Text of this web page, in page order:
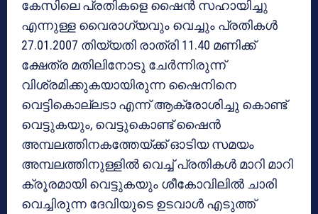
കേസിലെ പ്രതികളെ ഷൈൻ സഹായിച്ചു
എന്നുള്ള വൈരാഗ്യവും വെച്ചും പ്രതികൾ
27.01.2007 തിയ്യതി രാത്രി 11.40 മണിക്ക്
ക്ഷേത്ര മതിലിനോടു ചേർന്നിരുന്ന്
വിശ്രമിക്കുകയായിരുന്ന ഷൈനിനെ
വെട്ടികൊല്ലടാ എന്ന് ആക്രോശിച്ചു കൊണ്ട്
വെട്ടുകയും, വെട്ടുകൊണ്ട് ഷൈൻ
അമ്പലത്തിനകത്തേയ്ക്ക് ഓടിയ സമയം
അമ്പലത്തിനുള്ളിൽ വെച്ച് പ്രതികൾ മാറി മാറി
ക്രൂരമായി വെട്ടുകയും ശീകോവിലിൽ ചാരി
വെച്ചിരുന്ന ദേവിയുടെ ഉടവാൾ എടുത്ത്